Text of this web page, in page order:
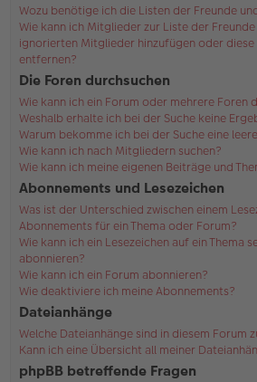
Wozu benötige ich die Listen der Freunde
Wie kann ich Mitglieder zur Liste der
ignorierten Mitglieder hinzufügen oder diese
entfernen?
Die Foren durchsuchen
Wie kann ich ein Forum oder mehrere Foren
Weshalb erhalte ich bei der Suche keine
Warum bekomme ich bei der Suche eine
Wie kann ich nach Mitgliedern suchen?
Wie kann ich meine eigenen Beiträge und
Abonnements und Lesezeichen
Was ist der Unterschied zwischen einem
Abonnements für ein Thema oder Forum?
Wie kann ich ein Lesezeichen auf ein Thema
abonnieren?
Wie kann ich ein Forum abonnieren?
Wie deaktiviere ich meine Abonnements?
Dateianhänge
Welche Dateianhänge sind in diesem Forum
Kann ich eine Übersicht all meiner
phpBB betreffende Fragen